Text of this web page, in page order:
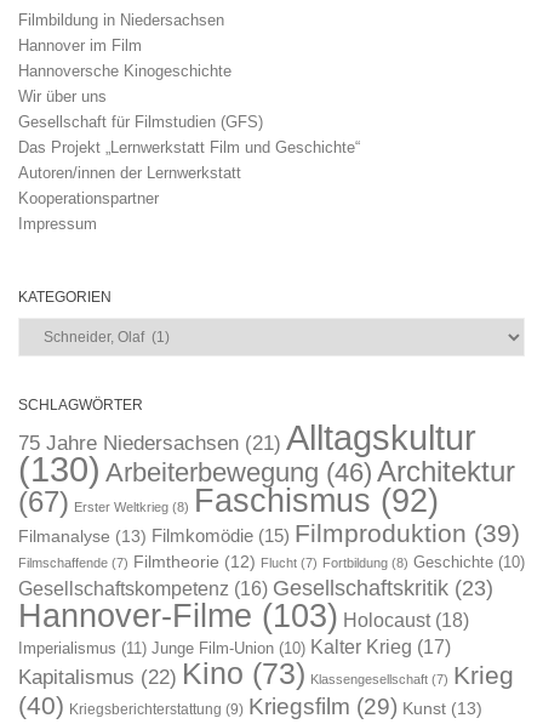
Filmbildung in Niedersachsen
Hannover im Film
Hannoversche Kinogeschichte
Wir über uns
Gesellschaft für Filmstudien (GFS)
Das Projekt „Lernwerkstatt Film und Geschichte“
Autoren/innen der Lernwerkstatt
Kooperationspartner
Impressum
KATEGORIEN
Kategorien
SCHLAGWÖRTER
75 Jahre Niedersachsen (21) Alltagskultur
(130) Arbeiterbewegung (46) Architektur
(67) Erster Weltkrieg (8) Faschismus (92)
Filmanalyse (13) Filmkomödie (15) Filmproduktion (39)
Filmschaffende (7) Filmtheorie (12) Flucht (7) Fortbildung (8) Geschichte (10)
Gesellschaftskompetenz (16) Gesellschaftskritik (23)
Hannover-Filme (103) Holocaust(18)
Imperialismus (11) Junge Film-Union (10) Kalter Krieg (17)
Kapitalismus (22) Kino (73) Klassengesellschaft (7) Krieg
(40) Kriegsberichterstattung (9) Kriegsfilm (29) Kunst (13)